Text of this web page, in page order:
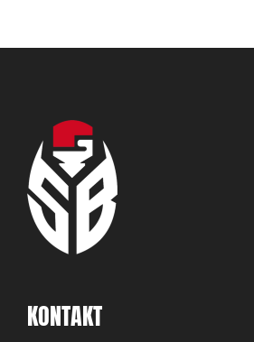
KONTAKT